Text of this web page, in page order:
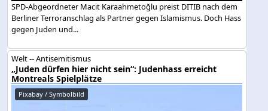
SPD-Abgeordneter Macit Karaahmetoğlu preist DITIB nach dem
Berliner Terroranschlag als Partner gegen Islamismus. Doch Hass
gegen Juden und...
Welt -- Antisemitismus
„Juden dürfen hier nicht sein“: Judenhass erreicht
Montreals Spielplätze
Pixabay / Symbolbild